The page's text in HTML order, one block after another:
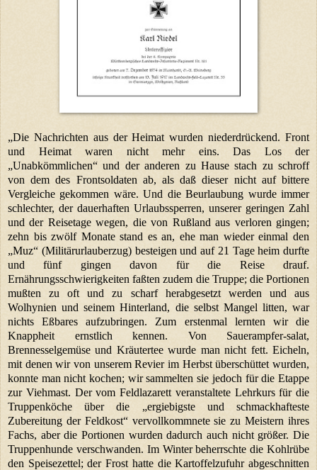
„Die Nachrichten aus der Heimat wurden niederdrückend. Front
und Heimat waren nicht mehr eins. Das Los der
„Unabkömmlichen“ und der anderen zu Hause stach zu schroff
von dem des Frontsoldaten ab, als daß dieser nicht auf bittere
Vergleiche gekommen wäre. Und die Beurlaubung wurde immer
schlechter, der dauerhaften Urlaubssperren, unserer geringen Zahl
und der Reisetage wegen, die von Rußland aus verloren gingen;
zehn bis zwölf Monate stand es an, ehe man wieder einmal den
„Muz“ (Militärurlauberzug) besteigen und auf 21 Tage heim durfte
und fünf gingen davon für die Reise drauf.
Ernährungsschwierigkeiten faßten zudem die Truppe; die Portionen
mußten zu oft und zu scharf herabgesetzt werden und aus
Wolhynien und seinem Hinterland, die selbst Mangel litten, war
nichts Eßbares aufzubringen. Zum erstenmal lernten wir die
Knappheit ernstlich kennen. Von Sauerampfer-salat,
Brennesselgemüse und Kräutertee wurde man nicht fett. Eicheln,
mit denen wir von unserem Revier im Herbst überschüttet wurden,
konnte man nicht kochen; wir sammelten sie jedoch für die Etappe
zur Viehmast. Der vom Feldlazarett veranstaltete Lehrkurs für die
Truppenköche über die „ergiebigste und schmackhafteste
Zubereitung der Feldkost“ vervollkommnete sie zu Meistern ihres
Fachs, aber die Portionen wurden dadurch auch nicht größer. Die
Truppenhunde verschwanden. Im Winter beherrschte die Kohlrübe
den Speisezettel; der Frost hatte die Kartoffelzufuhr abgeschnitten